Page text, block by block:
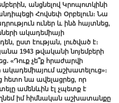
անցնելով Կրոպոտկինի
Հովսեփ Օրբելուն։ Նա
ուներ և ինձ հայտնեց,
ակադեմիայի
ըստ էության, լուծված է։
1943 թվականի նոյեմբերի
«Դուք չե՞ք հրաժարվի
ակադեմիայում աշխատելուց»։
նա ավելացրեց, որ
ամենևին էլ չպետք է
իմ հիմնական աշխատանքը